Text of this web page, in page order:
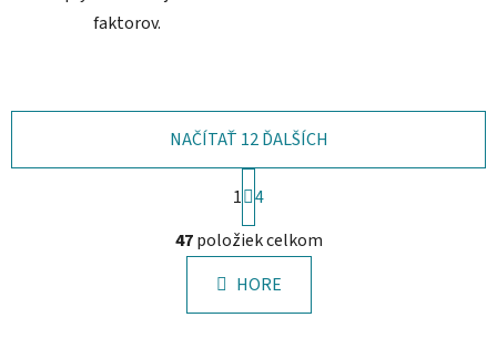
faktorov.
O
v
l
á
d
NAČÍTAŤ 12 ĎALŠÍCH
S
t
r
á
n
k
1 4
47položiek celkom
HORE